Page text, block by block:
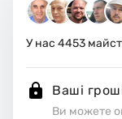
али. Виконавці
місце.
У нас 4453
Ваші
Ви можете